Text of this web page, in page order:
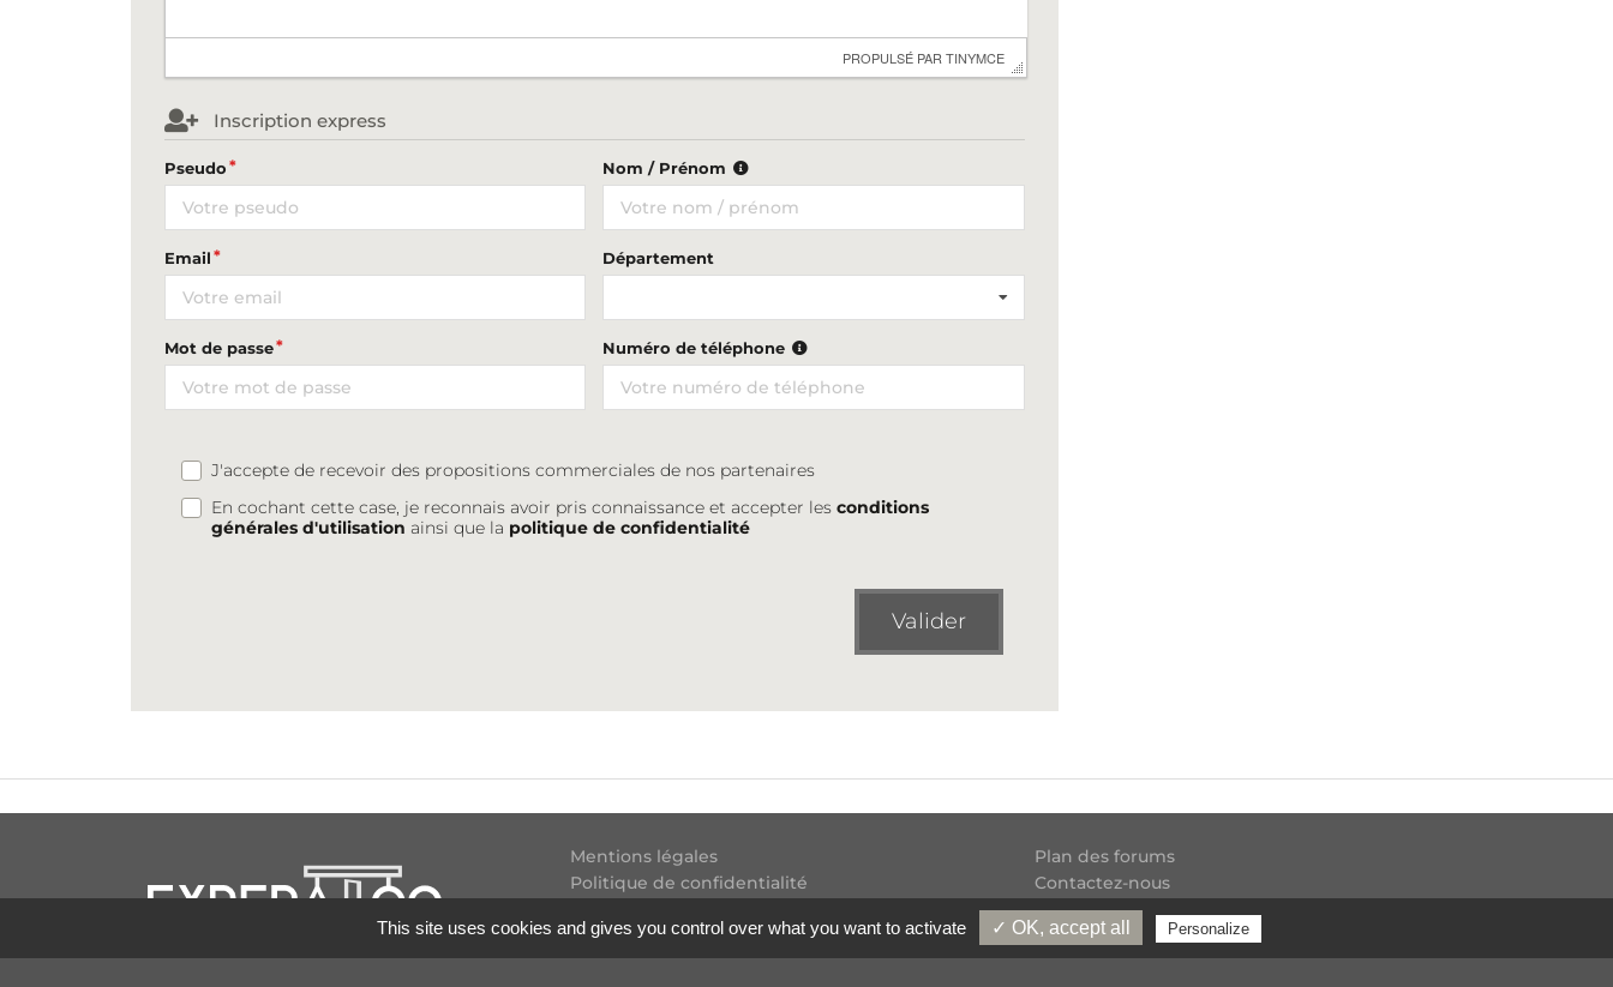
PROPULSÉ PAR TINYMCE
Inscription express
Pseudo Nom / Prénom
Email Département
Mot de passe Numéro de téléphone
J'accepte de recevoir des propositions commerciales de nos partenaires
En cochant cette case, je reconnais avoir pris connaissance et accepter lesconditions
générales d'utilisation ainsi que la politique de confidentialité
Valider
Mentions légales
Politique de confidentialité
Plan des forums
Contactez-nous
Flux RSS
2026 Experatoo.com - Tous droits réservés
This site uses cookies and gives you control over what you want to activate ✓ OK, accept all Personalize